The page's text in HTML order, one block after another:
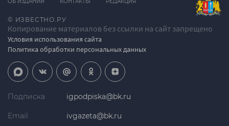
© ИЗВЕСТНО.РУ
Копирование материалов без ссылки на сайт запрещено
Условия использования сайта
Политика обработки персональных данных
ОБ ИЗДАНИИ КОНТАКТЫ РЕДАКЦИЯ
Подписка igpodpiska@bk.ru
Email ivgazeta@bk.ru